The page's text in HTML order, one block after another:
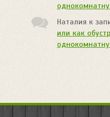
Наталия к
или как